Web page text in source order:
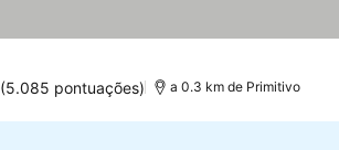
(5.085 pontuações) a 0.3 km de Primitivo